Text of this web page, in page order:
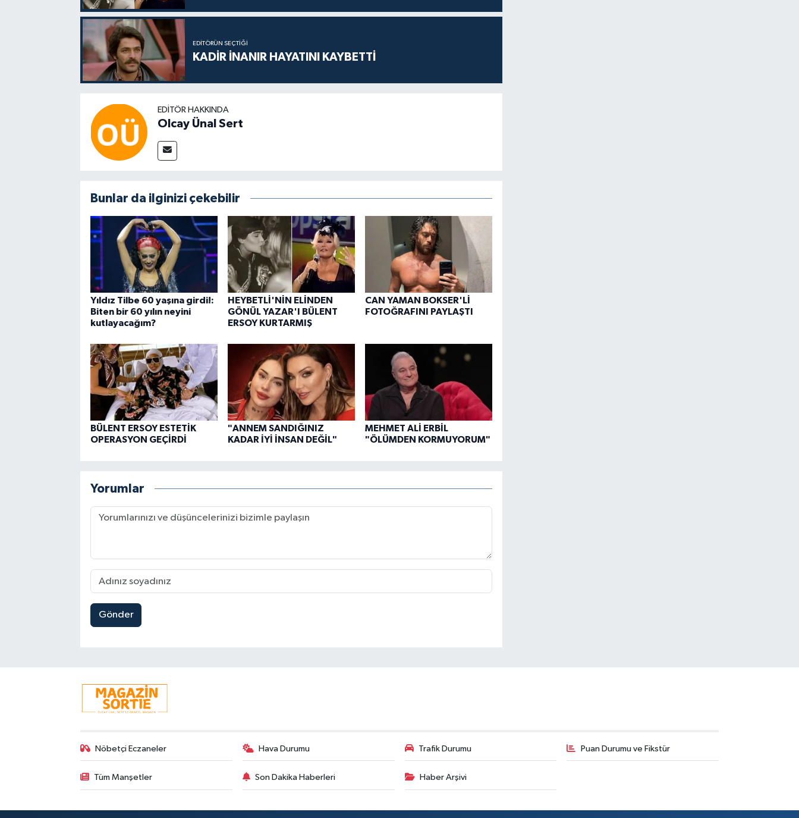
EDITÖRÜN SEÇTIĞI
KADİR İNANIR HAYATINI KAYBETTİ
EDITÖR HAKKINDA
Olcay Ünal Sert
Bunlar da ilginizi çekebilir
Yıldız Tilbe 60 yaşına girdi!:
Biten bir 60 yılın neyini
kutlayacağım?
HEYBETLİ'NİN ELİNDEN
GÖNÜL YAZAR'I BÜLENT
ERSOY KURTARMIŞ
CAN YAMAN BOKSER'Lİ
FOTOĞRAFINI PAYLAŞTI
BÜLENT ERSOY ESTETİK
OPERASYON GEÇİRDİ
"ANNEM SANDIĞINIZ
KADAR İYİ İNSAN DEĞİL"
MEHMET ALİ ERBİL
"ÖLÜMDEN KORMUYORUM"
Yorumlar
Gönder
Nöbetçi Eczaneler Hava Durumu Trafik Durumu Puan Durumu ve Fikstür
Tüm Manşetler Son Dakika Haberleri Haber Arşivi